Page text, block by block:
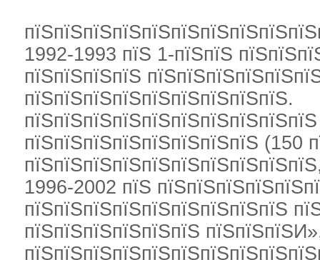
1992-1993 пїЅ 1-пїЅпїЅ
пїЅпїЅпїЅпїЅ
пїЅпїЅпїЅпїЅпїЅпїЅпїЅпїЅпїЅ.
пїЅпїЅпїЅпїЅпїЅпїЅпїЅпїЅ (150
1996-2002 пїЅ
пїЅпїЅпїЅпїЅпїЅпїЅпїЅпїЅпїЅ
пїЅпїЅпїЅпїЅпїЅпїЅ